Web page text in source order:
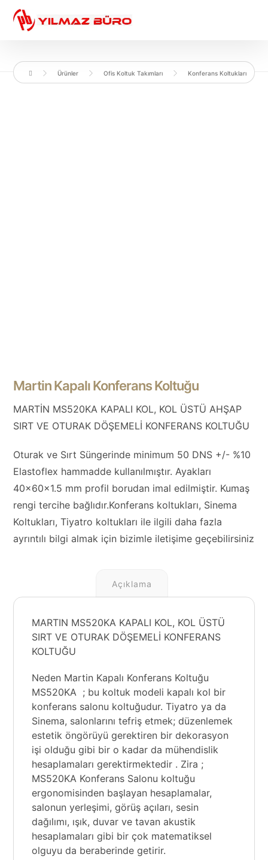
Ürünler Ofis Koltuk Takımları Konferans Koltukları
Martin Kapalı Konferans Koltuğu
MARTİN MS520KA KAPALI KOL, KOL ÜSTÜ AHŞAP
SIRT VE OTURAK DÖŞEMELİ KONFERANS KOLTUĞU
Oturak ve Sırt Süngerinde minimum 50 DNS +/- %10
Elastoflex hammadde kullanılmıştır. Ayakları
40x60x1.5 mm profil borudan imal edilmiştir. Kumaş
rengi tercihe bağlıdır.Konferans koltukları, Sinema
Koltukları, Tiyatro koltukları ile ilgili daha fazla
ayrıntılı bilgi almak için bizimle iletişime geçebilirsiniz
Açıklama
MARTIN MS520KA KAPALI KOL, KOL ÜSTÜ
SIRT VE OTURAK DÖŞEMELİ KONFERANS
KOLTUĞU
Neden Martin Kapalı Konferans Koltuğu
MS520KA ; bu koltuk modeli kapalı kol bir
konferans salonu koltuğudur. Tiyatro ya da
Sinema, salonlarını tefriş etmek; düzenlemek
estetik öngörüyü gerektiren bir dekorasyon
işi olduğu gibi bir o kadar da mühendislik
hesaplamaları gerektirmektedir . Zira ;
MS520KA Konferans Salonu koltuğu
ergonomisinden başlayan hesaplamalar,
salonun yerleşimi, görüş açıları, sesin
dağılımı, ışık, duvar ve tavan akustik
hesaplamaları gibi bir çok matematiksel
olguyu da beraberinde getirir.